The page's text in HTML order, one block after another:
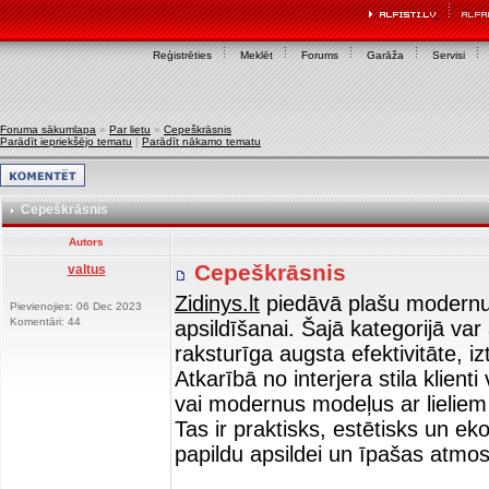
Reģistrēties Meklēt Forums Garāža Servisi
Foruma sākumlapa » Par lietu » Cepeškrāsnis
Parādīt iepriekšējo tematu | Parādīt nākamo tematu
Cepeškrāsnis
Autors
valtus
Pievienojies: 06 Dec 2023
Komentāri: 44
Cepeškrāsnis
Zidinys.lt piedāvā plašu
apsildīšanai. Šajā kategorijā
raksturīga augsta efektivitāte,
Atkarībā no interjera stila klienti
vai modernus modeļus ar
Tas ir praktisks, estētisks un
papildu apsildei un īpašas